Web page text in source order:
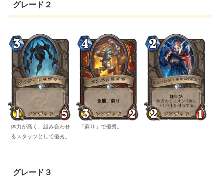
グレード２
体力が高く、組み合わせ
るスタッツとして優秀。
「蘇り」で優秀。
グレード３